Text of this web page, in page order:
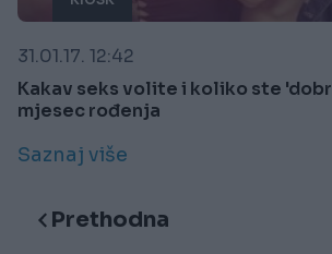
31.01.17. 12:42
Kakav seks volite i koliko ste
mjesec rođenja
Saznaj više
Prethodna